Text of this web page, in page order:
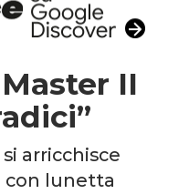
II
arricchisce
con lunetta